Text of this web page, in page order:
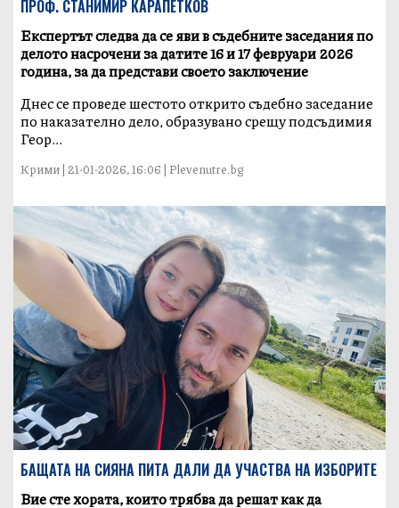
ПРОФ. СТАНИМИР КАРАПЕТКОВ
Експертът следва да се яви в съдебните заседания по
делото насрочени за датите 16 и 17 февруари 2026
година, за да представи своето заключение
Днес се проведе шестото открито съдебно заседание
по наказателно дело, образувано срещу подсъдимия
Геор...
Крими | 21-01-2026, 16:06 | Plevenutre.bg
БАЩАТА НА СИЯНА ПИТА ДАЛИ ДА УЧАСТВА НА ИЗБОРИТЕ
Вие сте хората, които трябва да решат как да